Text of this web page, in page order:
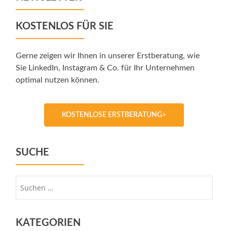
KOSTENLOS FÜR SIE
Gerne zeigen wir Ihnen in unserer Erstberatung, wie
Sie LinkedIn, Instagram & Co. für Ihr Unternehmen
optimal nutzen können.
KOSTENLOSE ERSTBERATUNG>
SUCHE
KATEGORIEN